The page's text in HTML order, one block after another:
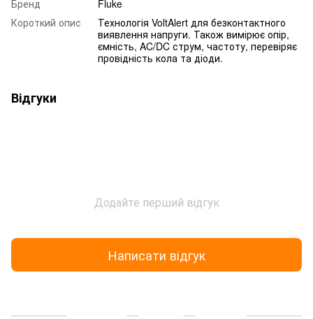
Бренд
Fluke
Короткий опис
Технологія VoltAlert для безконтактного
виявлення напруги. Також вимірює опір,
ємність, AC/DC струм, частоту, перевіряє
провідність кола та діоди.
Відгуки
Додайте перший відгук
Написати відгук